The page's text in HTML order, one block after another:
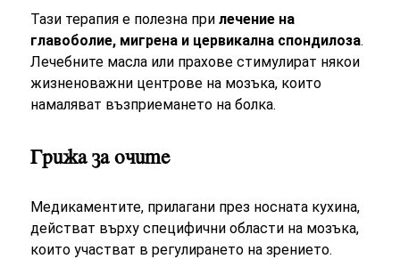
Тази терапия е полезна прилечение на
главоболие, мигрена и цервикална спондилоза.
Лечебните масла или прахове стимулират някои
жизненоважни центрове на мозъка, които
намаляват възприемането на болка.
Грижа за очите
Медикаментите, прилагани през носната кухина,
действат върху специфични области на мозъка,
които участват в регулирането на зрението.